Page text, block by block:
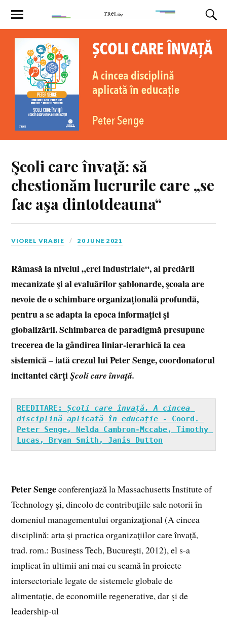
Şcoli care învaţă: să
chestionăm lucrurile care „se
fac aşa dintotdeauna“
VIOREL VRABIE 20 JUNE 2021
Rămasă la nivelul „erei industriale“, al predării
mecanizate şi al evaluărilor şablonarde, şcoala are
nevoie de o schimbare organizaţională profundă,
pentru a se adapta la epoca informaţiei şi
globalizării. Schimbarea de paradigmă presupune
trecerea de la gândirea liniar-ierarhică la cea
sistemică – iată crezul lui Peter Senge, coordonatorul
incitantei cărţiŞcoli care învaţă.
REEDITARE: Școli care învață. A cincea
disciplină aplicată în educație - Coord.
Peter Senge, Nelda Cambron-Mccabe, Timothy
Lucas, Bryan Smith, Janis Dutton
Peter Sengeconferenţiază la Massachusetts Institute of
Technology şi, dincolo de contribuţiile sale notorii în
domeniul managementului organizaţional (A cincea
disciplină: arta şi practica organizaţiilor care învaţă,
trad. rom.: Business Tech, Bucureşti, 2012), el s-a
implicat în ultimii ani mai cu seamă în proiecte
intersectoriale legate de sistemele globale de
alimentaţie, de economiile regenerative, dar şi de
leadership-ul